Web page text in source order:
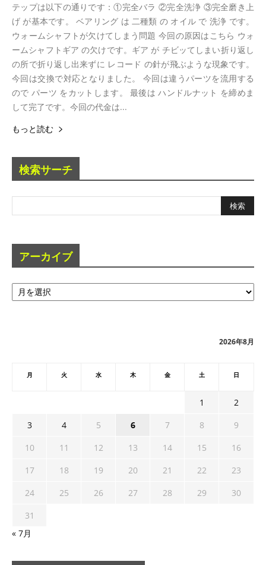
テップは以下の通りです：①完全バラ ②完全洗浄 ③完全磨き上
げ が基本です。 ベアリング は 二種類 の オイル で 洗浄 です。
ウォームシャフトが欠けてしまう問題 今回の原因はこちら ウォ
ームシャフトギア の欠けです。ギア が チビッてしまい折り返し
の所で折り返し出来ずに レコード の針が飛ぶような現象です。
今回は交換で対応となりました。 今回は違うパーツを流用する
ので パーツ をカットします。 最後は ハンドルナット を締めま
して完了です。今回の代金は...
もっと読む
検索サーチ
アーカイブ
ア
ー
2026年8月
月 火 水 木 金 土 日
1
2
3
4 5 6 7 8
9
10
11 12 13 14 15
16
17
18 19 20 21 22
23
24
25 26 27 28 29
30
31
« 7月